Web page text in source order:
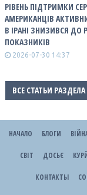
РІВЕНЬ ПІДТРИМКИ
АМЕРИКАНЦІВ
В ІРАНІ ЗНИЗИВСЯ ДО
ПОКАЗНИКІВ
2026-07-30 14:37
ВСЕ СТАТЬИ
НАЧАЛО БЛОГИ
СВІТ ДОСЬЄ
КОНТАКТЫ